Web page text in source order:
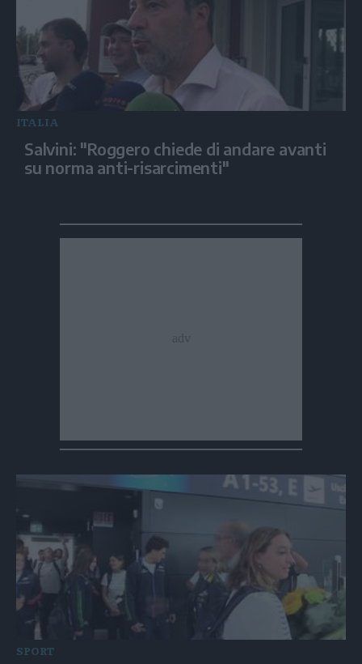
ITALIA
Salvini: "Roggero chiede di andare avanti
su norma anti-risarcimenti"
SPORT